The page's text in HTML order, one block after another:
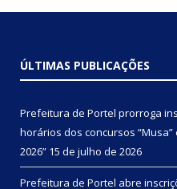
ÚLTIMAS PUBLICAÇÕES
Prefeitura de Portel prorroga
horários dos concursos “Musa”
2026” 15 de julho de 2026
Prefeitura de Portel abre